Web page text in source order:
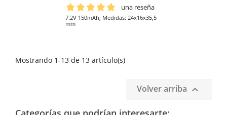
una reseña
7.2V 150mAh; Medidas: 24x16x35,5
mm
Mostrando 1-13 de 13 artículo(s)
Volver arriba 